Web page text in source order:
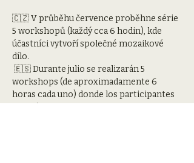
🇨🇿 V průběhu července proběhne série
5 workshopů (každý cca 6 hodin), kde
účastníci vytvoří společné mozaikové
dílo.
workshops (de aproximadamente 6
horas cada uno) donde los participantes